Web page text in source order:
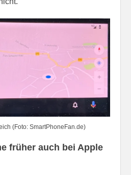
(Foto: SmartPhoneFan.de)
früher auch bei Apple